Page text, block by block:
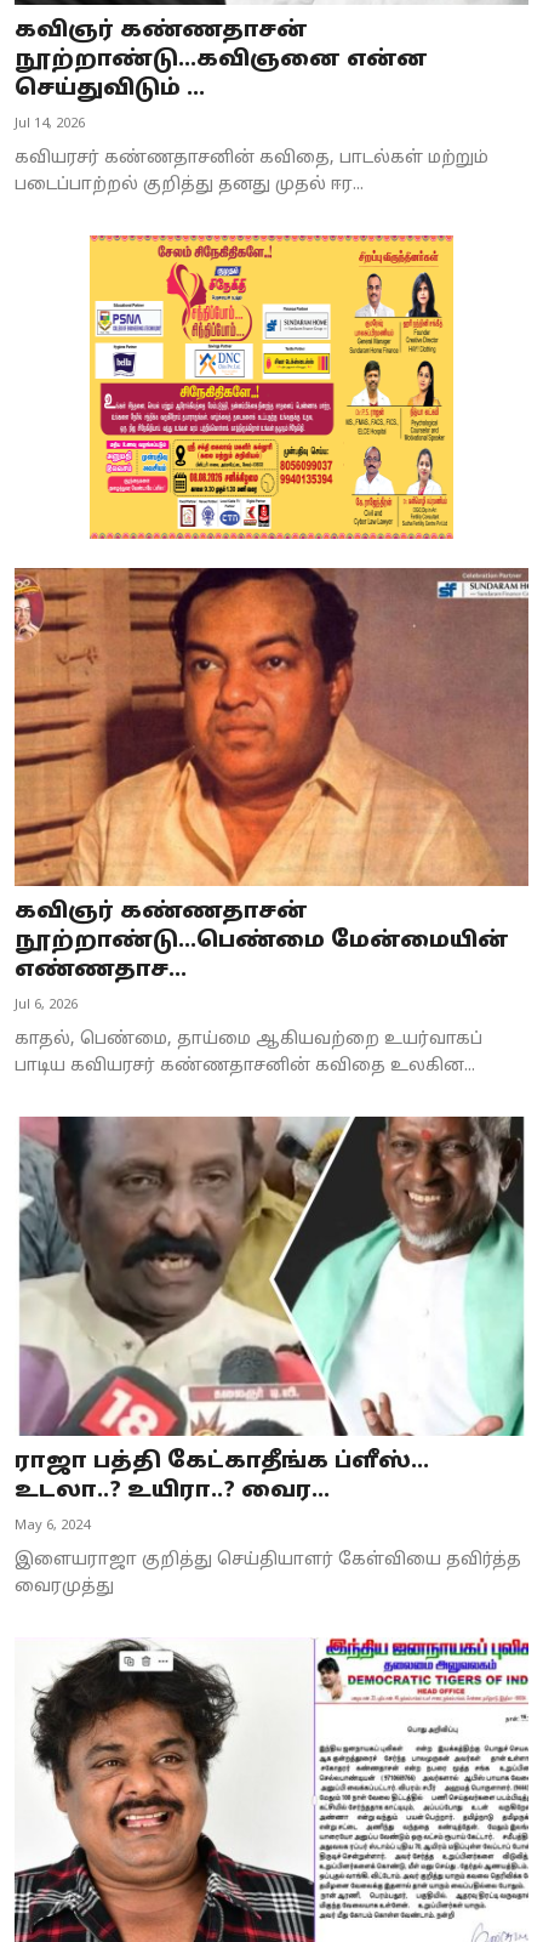
கவிஞர் கண்ணதாசன்
நூற்றாண்டு...கவிஞனை என்ன
செய்துவிடும் ...
Jul 14, 2026
கவியரசர் கண்ணதாசனின் கவிதை, பாடல்கள் மற்றும்
படைப்பாற்றல் குறித்து தனது முதல் ஈர...
கவிஞர் கண்ணதாசன்
நூற்றாண்டு...பெண்மை மேன்மையின்
எண்ணதாச...
Jul 6, 2026
காதல், பெண்மை, தாய்மை ஆகியவற்றை உயர்வாகப்
பாடிய கவியரசர் கண்ணதாசனின் கவிதை உலகின...
ராஜா பத்தி கேட்காதீங்க ப்ளீஸ்...
உடலா..? உயிரா..? வைர...
May 6, 2024
இளையராஜா குறித்து செய்தியாளர் கேள்வியை தவிர்த்த
வைரமுத்து